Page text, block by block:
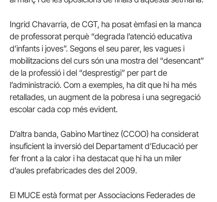
Ingrid Chavarria, de CGT, ha posat èmfasi en la manca
de professorat perquè “degrada l’atenció educativa
d’infants i joves”. Segons el seu parer, les vagues i
mobilitzacions del curs són una mostra del “desencant”
de la professió i del “desprestigi” per part de
l’administració. Com a exemples, ha dit que hi ha més
retallades, un augment de la pobresa i una segregació
escolar cada cop més evident.
D’altra banda, Gabino Martínez (CCOO) ha considerat
insuficient la inversió del Departament d’Educació per
fer front a la calor i ha destacat que hi ha un miler
d’aules prefabricades des del 2009.
El MUCE està format per Associacions Federades de